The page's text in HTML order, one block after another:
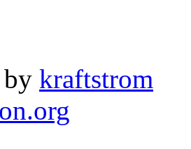
kraftstrom